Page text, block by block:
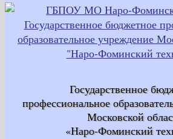
Государственное
профессиональное
Московской
«Наро-Фоминский